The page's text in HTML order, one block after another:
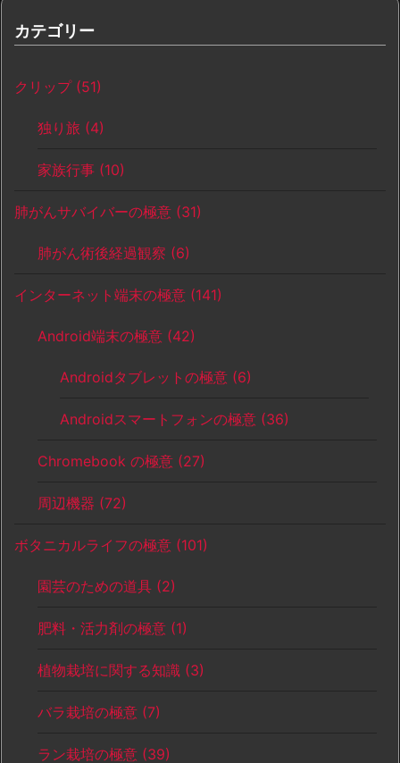
カテゴリー
クリップ (51)
独り旅 (4)
家族行事 (10)
肺がんサバイバーの極意 (31)
肺がん術後経過観察 (6)
インターネット端末の極意 (141)
Android端末の極意 (42)
Androidタブレットの極意 (6)
Androidスマートフォンの極意 (36)
Chromebook の極意 (27)
周辺機器 (72)
ボタニカルライフの極意 (101)
園芸のための道具 (2)
肥料・活力剤の極意 (1)
植物栽培に関する知識 (3)
バラ栽培の極意 (7)
ラン栽培の極意 (39)